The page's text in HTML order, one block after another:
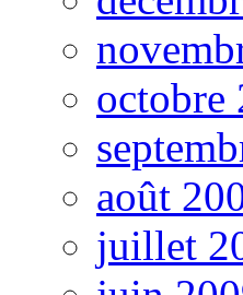
octobre
août
juillet